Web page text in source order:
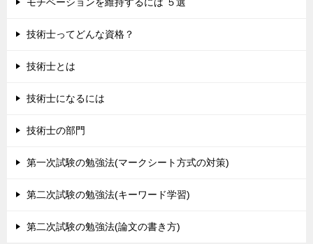
技術士ってどんな資格？
技術士とは
技術士になるには
技術士の部門
第一次試験の勉強法(マークシート方式の対策)
第二次試験の勉強法(キーワード学習)
第二次試験の勉強法(論文の書き方)